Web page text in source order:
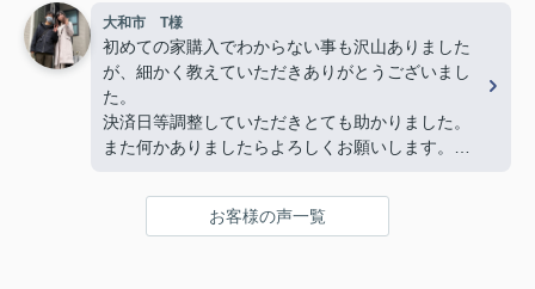
心感を感じるほど信頼していました。
物件探しだけでなく、気持ちの面でも支えていただ
き、本当に感謝しています。
心からおすすめしたい不動産屋さんです。
今後も何かありましたらよろしくお願いいたしま
す！(よろしくお願いします)
大和市 T様
初めての家購入でわからない事も沢山ありました
が、細かく教えていただきありがとうございまし
た。
決済日等調整していただきとても助かりました。
また何かありましたらよろしくお願いします。
さんの対応は丁寧かつ説明がわかりやすく、仲介手
数料が無料であるため選びました。
お客様の声一覧